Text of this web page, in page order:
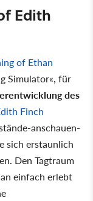
Edith
of Ethan
Simulator«, für
des
Finch
anschauen-
sich erstaunlich
Den Tagtraum
einfach erlebt